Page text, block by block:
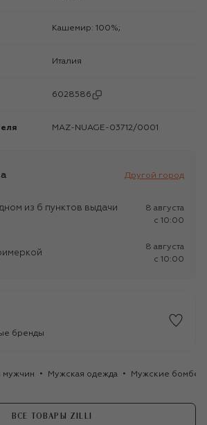
Кашемир: 100%;
Италия
6028586
MAZ-NUAGE-03712/0001
Другой город
из 6 пунктов выдачи
8 августа
c 10:00
8 августа
c 10:00
бренды
мужчин Мужская одежда Мужские
ВСЕ ТОВАРЫ ZILLI